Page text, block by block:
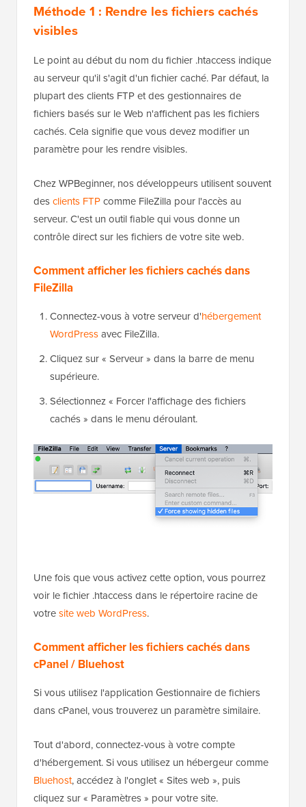
Méthode 1 : Rendre les fichiers cachés
visibles
Le point au début du nom du fichier .htaccess indique
au serveur qu'il s'agit d'un fichier caché. Par défaut, la
plupart des clients FTP et des gestionnaires de
fichiers basés sur le Web n'affichent pas les fichiers
cachés. Cela signifie que vous devez modifier un
paramètre pour les rendre visibles.
Chez WPBeginner, nos développeurs utilisent souvent
desclients FTPcomme FileZilla pour l'accès au
serveur. C'est un outil fiable qui vous donne un
contrôle direct sur les fichiers de votre site web.
Comment afficher les fichiers cachés dans
FileZilla
Connectez-vous à votre serveur d'hébergement
WordPressavec FileZilla.
Cliquez sur « Serveur » dans la barre de menu
supérieure.
Sélectionnez « Forcer l'affichage des fichiers
cachés » dans le menu déroulant.
Une fois que vous activez cette option, vous pourrez
voir le fichier .htaccess dans le répertoire racine de
votresite web WordPress.
Comment afficher les fichiers cachés dans
cPanel / Bluehost
Si vous utilisez l'application Gestionnaire de fichiers
dans cPanel, vous trouverez un paramètre similaire.
Tout d'abord, connectez-vous à votre compte
d'hébergement. Si vous utilisez un hébergeur comme
Bluehost, accédez à l'onglet « Sites web », puis
cliquez sur « Paramètres » pour votre site.